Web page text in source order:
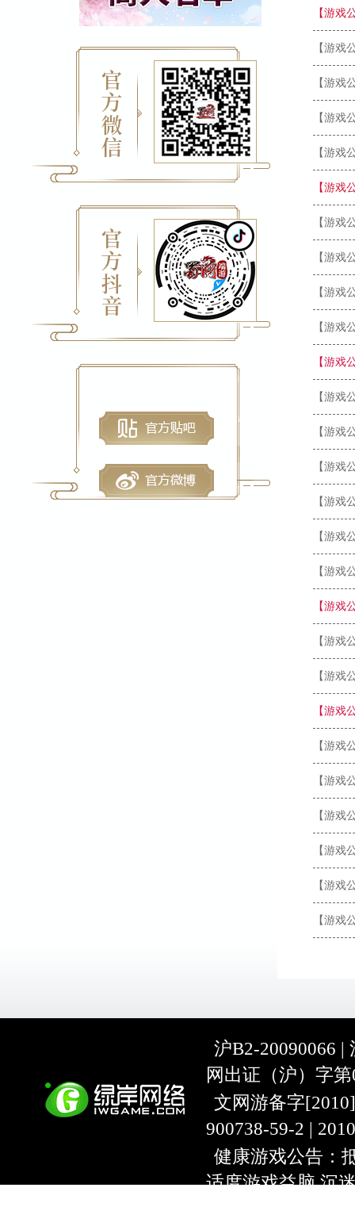
【游戏
【游戏
【游戏
【游戏
【游戏
【游戏
【游戏
【游戏
【游戏
【游戏
【游戏
【游戏
【游戏
【游戏
【游戏
【游戏
【游戏
【游戏
【游戏
【游戏
【游戏
【游戏
【游戏
【游戏
【游戏
【游戏
【游戏
沪B2-20090066 |
网出证（沪）字
文网游备字
900738-59-2 |
健康游戏公告：
适度游戏益脑 沉